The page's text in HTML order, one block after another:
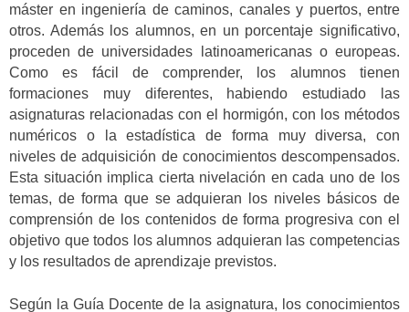
máster en ingeniería de caminos, canales y puertos, entre
otros. Además los alumnos, en un porcentaje significativo,
proceden de universidades latinoamericanas o europeas.
Como es fácil de comprender, los alumnos tienen
formaciones muy diferentes, habiendo estudiado las
asignaturas relacionadas con el hormigón, con los métodos
numéricos o la estadística de forma muy diversa, con
niveles de adquisición de conocimientos descompensados.
Esta situación implica cierta nivelación en cada uno de los
temas, de forma que se adquieran los niveles básicos de
comprensión de los contenidos de forma progresiva con el
objetivo que todos los alumnos adquieran las competencias
y los resultados de aprendizaje previstos.
Según la Guía Docente de la asignatura, los conocimientos